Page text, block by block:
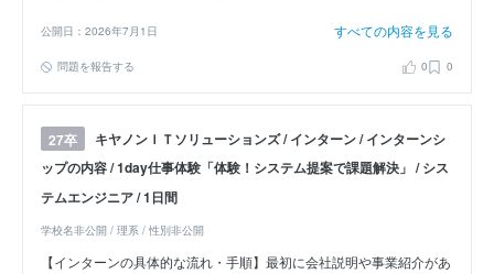
公開日：2026年7月1日 すべての内容を見る
問題を報告する 0 0
27卒
キヤノンＩＴソリューションズ / インターン / インターンシ
ップの内容 / 1day仕事体験「体験！システム提案で課題解決」 / シス
テムエンジニア / 1日間
学校名非公開 / 理系 / 性別非公開
【インターンの具体的な流れ・手順】最初に会社説明や事業紹介があ